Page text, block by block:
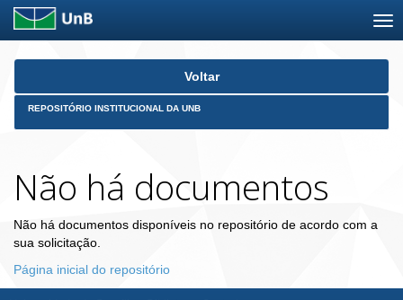
Skip
Voltar
REPOSITÓRIO INSTITUCIONAL DA UNB
Não há documentos
Não há documentos disponíveis no repositório de acordo com a
sua solicitação.
Página inicial do repositório